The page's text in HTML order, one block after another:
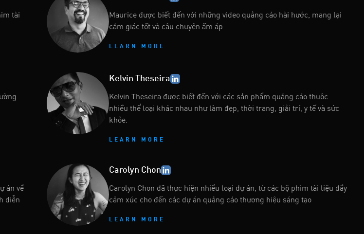
tài
Maurice được biết đến với những video quảng cáo hài hước, mang lại
cảm giác tốt và câu chuyện ấm áp
LEARN MORE
Kelvin Theseira
Kelvin Theseira được biết đến với các sản phẩm quảng cáo thuộc
nhiều thể loại khác nhau như làm đẹp, thời trang, giải trí, y tế và sức
khỏe.
LEARN MORE
án về
diễn
Carolyn Chon
Carolyn Chon đã thực hiện nhiều loại dự án, từ các bộ phim tài liệu đầy
cảm xúc cho đến các dự án quảng cáo thương hiệu sáng tạo
LEARN MORE